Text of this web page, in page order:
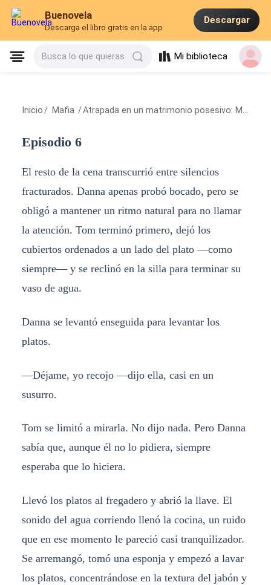
Buenovela
Descarga el libro gratis en la app
Descargar
Busca lo que quieras Mi biblioteca
Inicio / Mafia /Atrapada en un matrimonio posesivo: Mi marido es un mafioso
Episodio 6
El resto de la cena transcurrió entre silencios
fracturados. Danna apenas probó bocado, pero se
obligó a mantener un ritmo natural para no llamar
la atención. Tom terminó primero, dejó los
cubiertos ordenados a un lado del plato —como
siempre— y se reclinó en la silla para terminar su
vaso de agua.
Danna se levantó enseguida para levantar los
platos.
—Déjame, yo recojo —dijo ella, casi en un
susurro.
Tom se limitó a mirarla. No dijo nada. Pero Danna
sabía que, aunque él no lo pidiera, siempre
esperaba que lo hiciera.
Llevó los platos al fregadero y abrió la llave. El
sonido del agua corriendo llenó la cocina, un ruido
que en ese momento le pareció casi tranquilizador.
Se arremangó, tomó una esponja y empezó a lavar
los platos, concentrándose en la textura del jabón y